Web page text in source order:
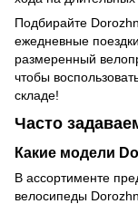
Подбирайте
ежедневные
размеренный
чтобы
складе!
Часто
Какие модели
В ассортименте
велосипеды